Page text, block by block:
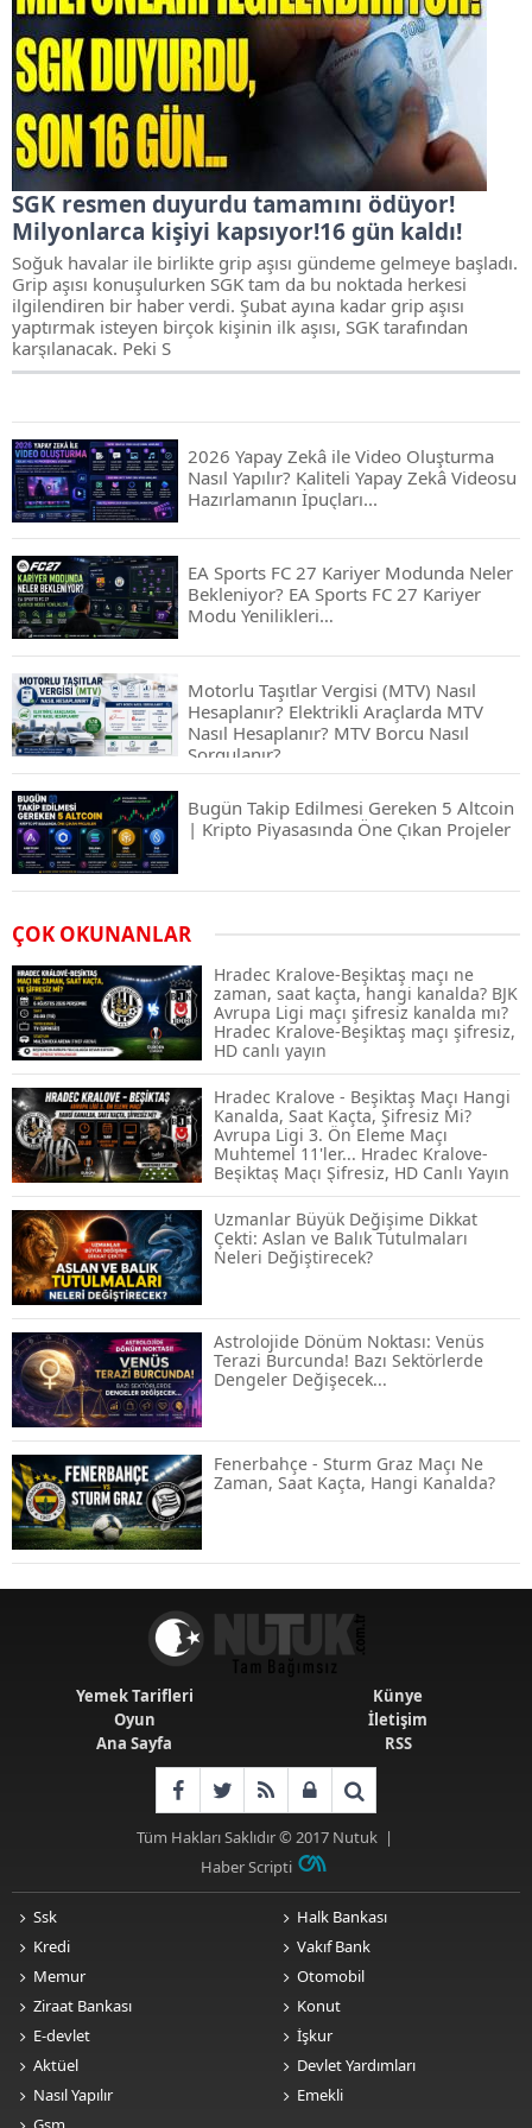
SGK resmen duyurdu tamamını ödüyor!
Milyonlarca kişiyi kapsıyor!16 gün kaldı!
Soğuk havalar ile birlikte grip aşısı gündeme gelmeye başladı.
Grip aşısı konuşulurken SGK tam da bu noktada herkesi
ilgilendiren bir haber verdi. Şubat ayına kadar grip aşısı
yaptırmak isteyen birçok kişinin ilk aşısı, SGK tarafından
karşılanacak. Peki S
2026 Yapay Zekâ ile Video Oluşturma
Nasıl Yapılır? Kaliteli Yapay Zekâ Videosu
Hazırlamanın İpuçları...
EA Sports FC 27 Kariyer Modunda Neler
Bekleniyor? EA Sports FC 27 Kariyer
Modu Yenilikleri…
Motorlu Taşıtlar Vergisi (MTV) Nasıl
Hesaplanır? Elektrikli Araçlarda MTV
Nasıl Hesaplanır? MTV Borcu Nasıl
Sorgulanır?
Bugün Takip Edilmesi Gereken 5 Altcoin
| Kripto Piyasasında Öne Çıkan Projeler
Airdrop Nasıl Alınır? Kripto Para Airdrop
Rehberi ve Güvenli Katılım Yöntemleri
Spot ve Vadeli İşlem Arasındaki Farklar |
Hangi Piyasa Sizin İçin Daha Uygun?
ABD-İran Anlaşması Sonrası Altın
Rekora Koştu, Petrol Fiyatları Sert Düştü
Temmuz 2026 Maaş Zammı Netleşiyor!
Memur, Emekli ve Sosyal Yardımlarda
Yeni Oranlar
KOSGEB’den KOBİ’lere Dev Finansman
Hamlesi: 36 Ay Vadeli 30 Milyon TL
Destek
Emekli Maaşlarında Temmuz Hesabı:
Zam Oranı ve Taban Aylık İçin Yeni
Senaryolar
ÇOK OKUNANLAR
Hradec Kralove-Beşiktaş maçı ne
zaman, saat kaçta, hangi kanalda? BJK
Avrupa Ligi maçı şifresiz kanalda mı?
Hradec Kralove-Beşiktaş maçı şifresiz,
HD canlı yayın
Hradec Kralove - Beşiktaş Maçı Hangi
Kanalda, Saat Kaçta, Şifresiz Mi?
Avrupa Ligi 3. Ön Eleme Maçı
Muhtemel 11'ler... Hradec Kralove-
Beşiktaş Maçı Şifresiz, HD Canlı Yayın
Uzmanlar Büyük Değişime Dikkat
Çekti: Aslan ve Balık Tutulmaları
Neleri Değiştirecek?
Astrolojide Dönüm Noktası: Venüs
Terazi Burcunda! Bazı Sektörlerde
Dengeler Değişecek...
Fenerbahçe - Sturm Graz Maçı Ne
Zaman, Saat Kaçta, Hangi Kanalda?
Yemek Tarifleri
Oyun
Ana Sayfa
Künye
İletişim
RSS
Tüm Hakları Saklıdır © 2017 Nutuk|
Haber Scripti
Ssk
Kredi
Memur
Ziraat Bankası
E-devlet
Aktüel
Nasıl Yapılır
Halk Bankası
Vakıf Bank
Otomobil
Konut
İşkur
Devlet Yardımları
Emekli